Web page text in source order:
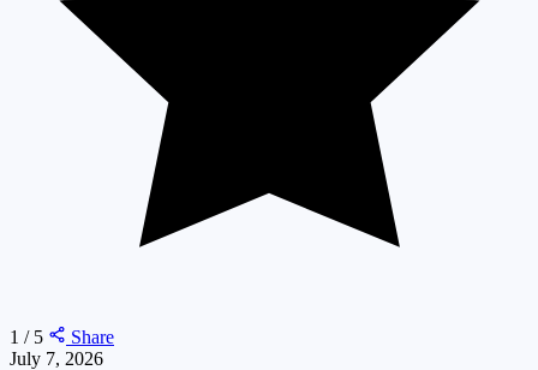
1 / 5
Share
July 7, 2026